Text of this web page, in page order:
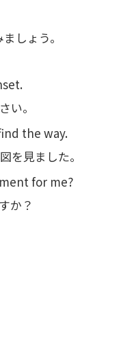
しょう。
い。
the way.
を見ました。
for me?
か？